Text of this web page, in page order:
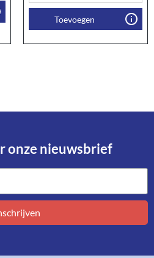
Toevoegen
onze nieuwsbrief​